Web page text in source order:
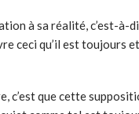
à sa réalité, c’est-à-
ceci qu’il est toujours et
c’est que cette